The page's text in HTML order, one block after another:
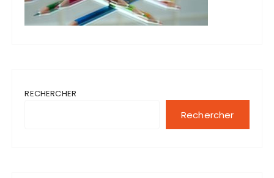
RECHERCHER
Rechercher